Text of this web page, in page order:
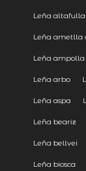
Leña altafulla
Leña ametlla
Leña ampolla
Leña arbo
Leña aspa
Leña beariz
Leña bellvei
Leña biosca